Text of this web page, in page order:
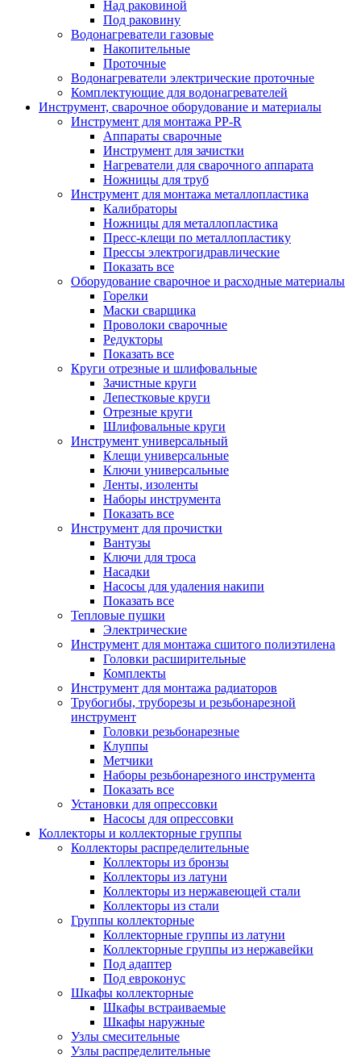
Над раковиной
Под раковину
Водонагреватели газовые
Накопительные
Проточные
Водонагреватели электрические проточные
Комплектующие для водонагревателей
Инструмент, сварочное оборудование и материалы
Инструмент для монтажа PP-R
Аппараты сварочные
Инструмент для зачистки
Нагреватели для сварочного аппарата
Ножницы для труб
Инструмент для монтажа металлопластика
Калибраторы
Ножницы для металлопластика
Пресс-клещи по металлопластику
Прессы электрогидравлические
Показать все
Оборудование сварочное и расходные материалы
Горелки
Маски сварщика
Проволоки сварочные
Редукторы
Показать все
Круги отрезные и шлифовальные
Зачистные круги
Лепестковые круги
Отрезные круги
Шлифовальные круги
Инструмент универсальный
Клещи универсальные
Ключи универсальные
Ленты, изоленты
Наборы инструмента
Показать все
Инструмент для прочистки
Вантузы
Ключи для троса
Насадки
Насосы для удаления накипи
Показать все
Тепловые пушки
Электрические
Инструмент для монтажа сшитого полиэтилена
Головки расширительные
Комплекты
Инструмент для монтажа радиаторов
Трубогибы, труборезы и резьбонарезной
инструмент
Головки резьбонарезные
Клуппы
Метчики
Наборы резьбонарезного инструмента
Показать все
Установки для опрессовки
Насосы для опрессовки
Коллекторы и коллекторные группы
Коллекторы распределительные
Коллекторы из бронзы
Коллекторы из латуни
Коллекторы из нержавеющей стали
Коллекторы из стали
Группы коллекторные
Коллекторные группы из латуни
Коллекторные группы из нержавейки
Под адаптер
Под евроконус
Шкафы коллекторные
Шкафы встраиваемые
Шкафы наружные
Узлы смесительные
Узлы распределительные